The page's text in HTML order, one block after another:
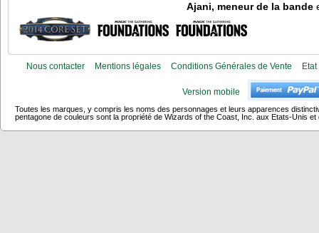
Ajani, meneur de la bande
Nous contacter Mentions légales Conditions Générales de Vente
Version mobile
Toutes les marques, y compris les noms des personnages et leurs apparences
pentagone de couleurs sont la propriété de Wizards of the Coast, Inc. aux Etats-Unis